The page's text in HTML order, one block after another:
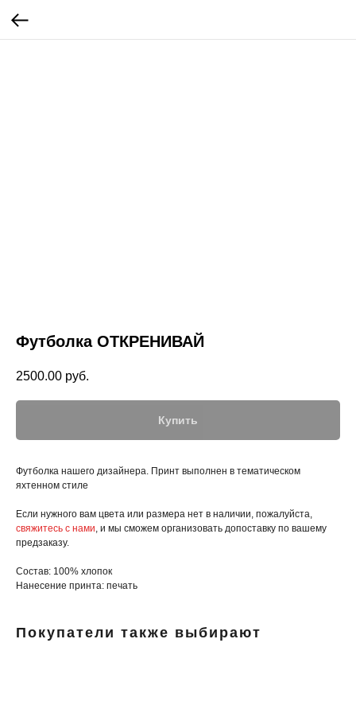
Футболка ОТКРЕНИВАЙ
2500.00 руб.
Купить
Футболка нашего дизайнера. Принт выполнен в тематическом
яхтенном стиле
Если нужного вам цвета или размера нет в наличии, пожалуйста,
свяжитесь с нами, и мы сможем организовать допоставку по вашему
предзаказу.
Состав: 100% хлопок
Нанесение принта: печать
Покупатели также выбирают